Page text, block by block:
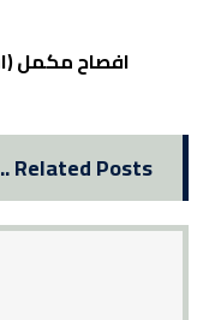
افصاح مكمل
Related Posts ...